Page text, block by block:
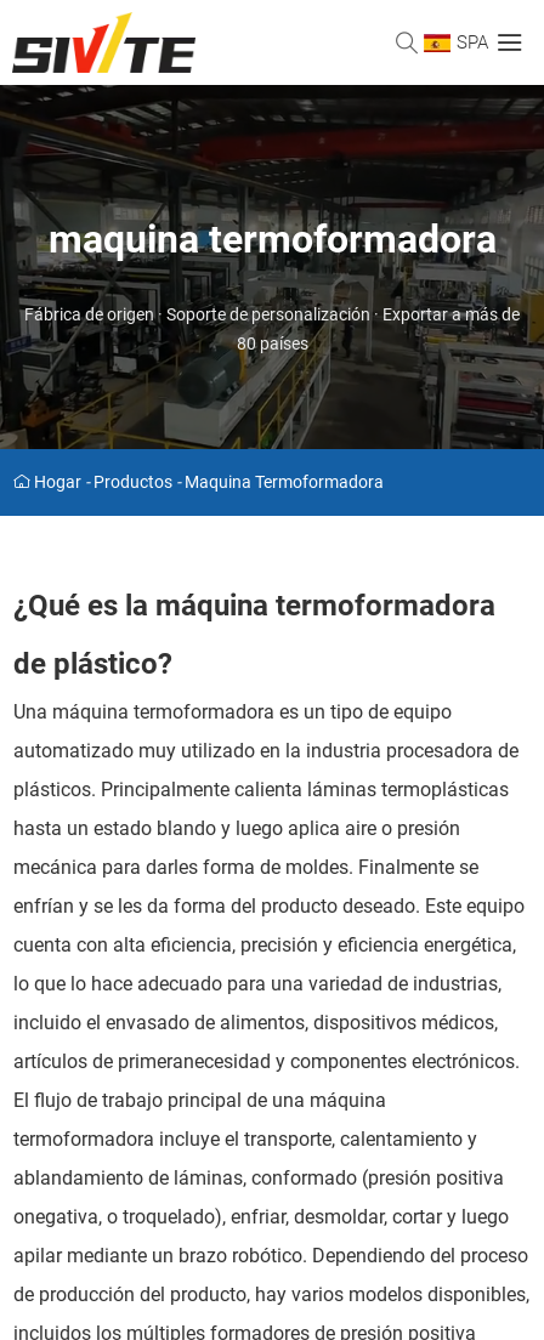
SPA
maquina termoformadora
Fábrica de origen · Soporte de personalización · Exportar a más de
80 países
Hogar - Productos - Maquina Termoformadora
¿Qué es la máquina termoformadora
de plástico?
Una máquina termoformadora es un tipo de equipo
automatizado muy utilizado en la industria procesadora de
plásticos. Principalmente calienta láminas termoplásticas
hasta un estado blando y luego aplica aire o presión
mecánica para darles forma de moldes. Finalmente se
enfrían y se les da forma del producto deseado. Este equipo
cuenta con alta eficiencia, precisión y eficiencia energética,
lo que lo hace adecuado para una variedad de industrias,
incluido el envasado de alimentos, dispositivos médicos,
artículos de primeranecesidad y componentes electrónicos.
El flujo de trabajo principal de una máquina
termoformadora incluye el transporte, calentamiento y
ablandamiento de láminas, conformado (presión positiva
onegativa, o troquelado), enfriar, desmoldar, cortar y luego
apilar mediante un brazo robótico. Dependiendo del proceso
de producción del producto, hay varios modelos disponibles,
incluidos los múltiples formadores de presión positiva